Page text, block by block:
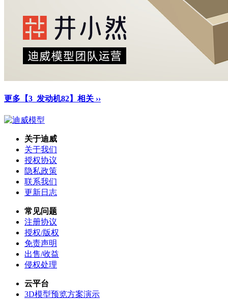
更多【3_发动机82】相关 ››
关于迪威
关于我们
授权协议
隐私政策
联系我们
更新日志
常见问题
注册协议
授权/版权
免责声明
出售/收益
侵权处理
云平台
3D模型预览方案演示